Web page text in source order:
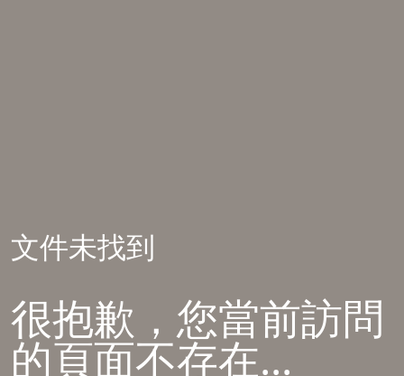
文件未找到
很抱歉，您當前訪問
的頁面不存在...